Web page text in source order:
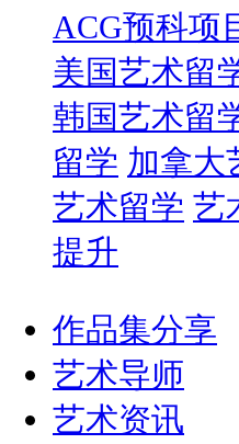
ACG预科项
美国艺术留
韩国艺术留
留学 加拿大
艺术留学 艺
提升
作品集分享
艺术导师
艺术资讯